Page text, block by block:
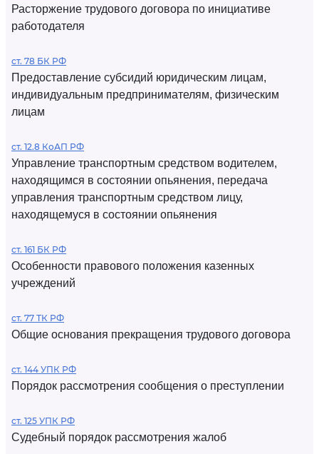
Расторжение трудового договора по инициативе
работодателя
ст. 78 БК РФ
Предоставление субсидий юридическим лицам,
индивидуальным предпринимателям, физическим
лицам
ст. 12.8 КоАП РФ
Управление транспортным средством водителем,
находящимся в состоянии опьянения, передача
управления транспортным средством лицу,
находящемуся в состоянии опьянения
ст. 161 БК РФ
Особенности правового положения казенных
учреждений
ст. 77 ТК РФ
Общие основания прекращения трудового договора
ст. 144 УПК РФ
Порядок рассмотрения сообщения о преступлении
ст. 125 УПК РФ
Судебный порядок рассмотрения жалоб